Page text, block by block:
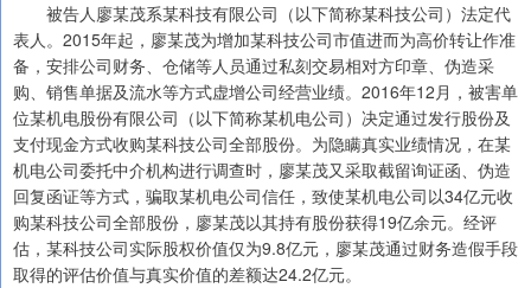
被告人廖某茂系某科技有限公司（以下简称某科技公司）法定代
表人。2015年起，廖某茂为增加某科技公司市值进而为高价转让作准
备，安排公司财务、仓储等人员通过私刻交易相对方印章、伪造采
购、销售单据及流水等方式虚增公司经营业绩。2016年12月，被害单
位某机电股份有限公司（以下简称某机电公司）决定通过发行股份及
支付现金方式收购某科技公司全部股份。为隐瞒真实业绩情况，在某
机电公司委托中介机构进行调查时，廖某茂又采取截留询证函、伪造
回复函证等方式，骗取某机电公司信任，致使某机电公司以34亿元收
购某科技公司全部股份，廖某茂以其持有股份获得19亿余元。经评
估，某科技公司实际股权价值仅为9.8亿元，廖某茂通过财务造假手段
取得的评估价值与真实价值的差额达24.2亿元。